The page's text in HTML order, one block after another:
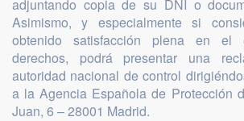
adjuntando copia de su DNI o
Asimismo, y especialmente si
obtenido satisfacción plena en el
derechos, podrá presentar una
autoridad nacional de control
a la Agencia Española de Protección
Juan, 6 – 28001 Madrid.